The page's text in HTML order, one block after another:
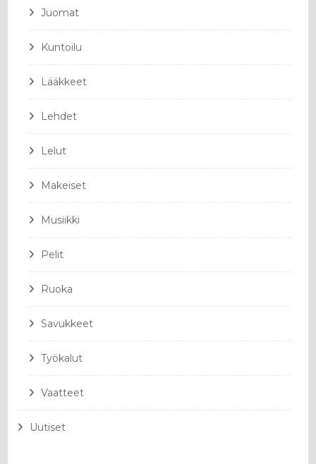
Juomat
Kuntoilu
Lääkkeet
Lehdet
Lelut
Makeiset
Musiikki
Pelit
Ruoka
Savukkeet
Työkalut
Vaatteet
Uutiset